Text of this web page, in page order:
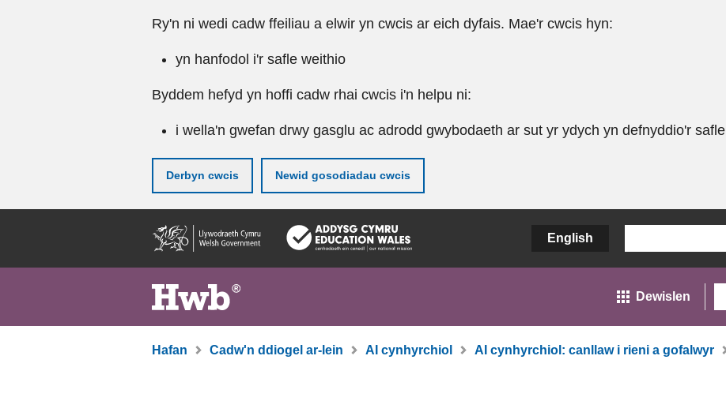
Ry'n ni wedi cadw ffeiliau a elwir yn cwcis ar eich dyfais. Mae'r cwcis hyn:
yn hanfodol i'r safle weithio
Byddem hefyd yn hoffi cadw rhai cwcis i'n helpu ni:
i wella'n gwefan drwy gasglu ac adrodd gwybodaeth ar sut yr ydych yn defnyddio'r safle
Derbyn cwcis Newid gosodiadau cwcis
gynnwy
English
Dewislen
Hafan Cadw'n ddiogel ar-lein AI cynhyrchiol AI cynhyrchiol: canllaw i rieni a gofalwyr